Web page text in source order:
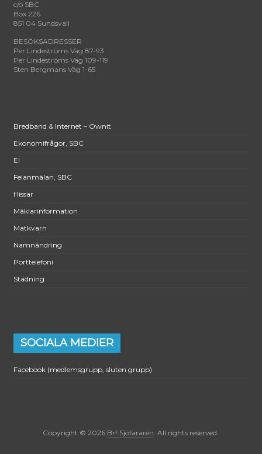
c/o SBC
Box 226
851 04 Sundsvall
BESÖKSADRESSER
Per Lindeströms Väg 87-93
Per Lindeströms Väg 109-119
Sten Bergmans Väg 1-65
Bredband & Internet – Ownit
Ekonomifrågor, SBC
El
Felanmälan, SBC
Hissar
Mäklarinformation
Matkvarn
Namnändring
Porttelefoni
Städning
SOCIALA MEDIER
Facebook (medlemsgrupp, sluten grupp)
Copyright © 2026 Brf Sjöfararen. All rights reserved.